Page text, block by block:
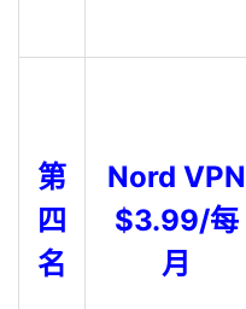
第
四
名
Nord VPN
$3.99/每
月